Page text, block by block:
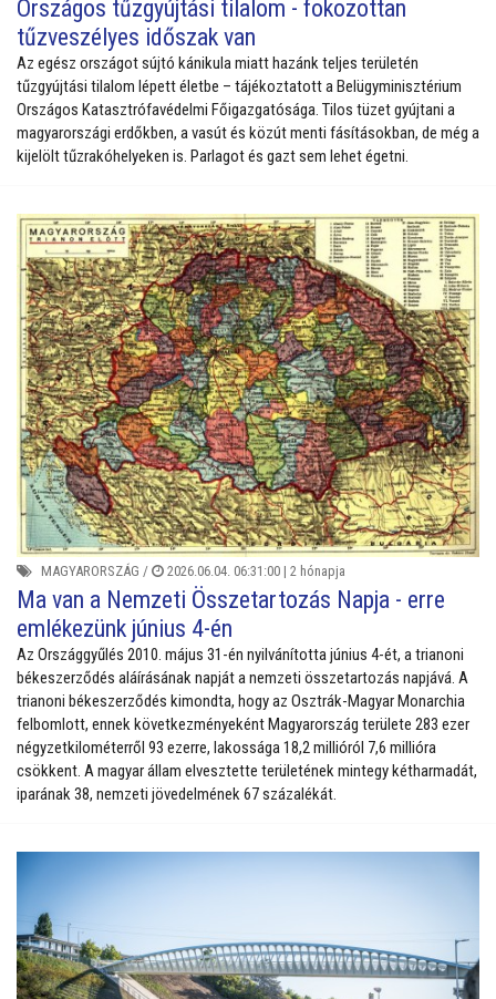
Országos tűzgyújtási tilalom - fokozottan
tűzveszélyes időszak van
Az egész országot sújtó kánikula miatt hazánk teljes területén
tűzgyújtási tilalom lépett életbe – tájékoztatott a Belügyminisztérium
Országos Katasztrófavédelmi Főigazgatósága. Tilos tüzet gyújtani a
magyarországi erdőkben, a vasút és közút menti fásításokban, de még a
kijelölt tűzrakóhelyeken is. Parlagot és gazt sem lehet égetni.
MAGYARORSZÁG / 2026.06.04. 06:31:00 | 2 hónapja
Ma van a Nemzeti Összetartozás Napja - erre
emlékezünk június 4-én
Az Országgyűlés 2010. május 31-én nyilvánította június 4-ét, a trianoni
békeszerződés aláírásának napját a nemzeti összetartozás napjává. A
trianoni békeszerződés kimondta, hogy az Osztrák-Magyar Monarchia
felbomlott, ennek következményeként Magyarország területe 283 ezer
négyzetkilométerről 93 ezerre, lakossága 18,2 millióról 7,6 millióra
csökkent. A magyar állam elvesztette területének mintegy kétharmadát,
iparának 38, nemzeti jövedelmének 67 százalékát.